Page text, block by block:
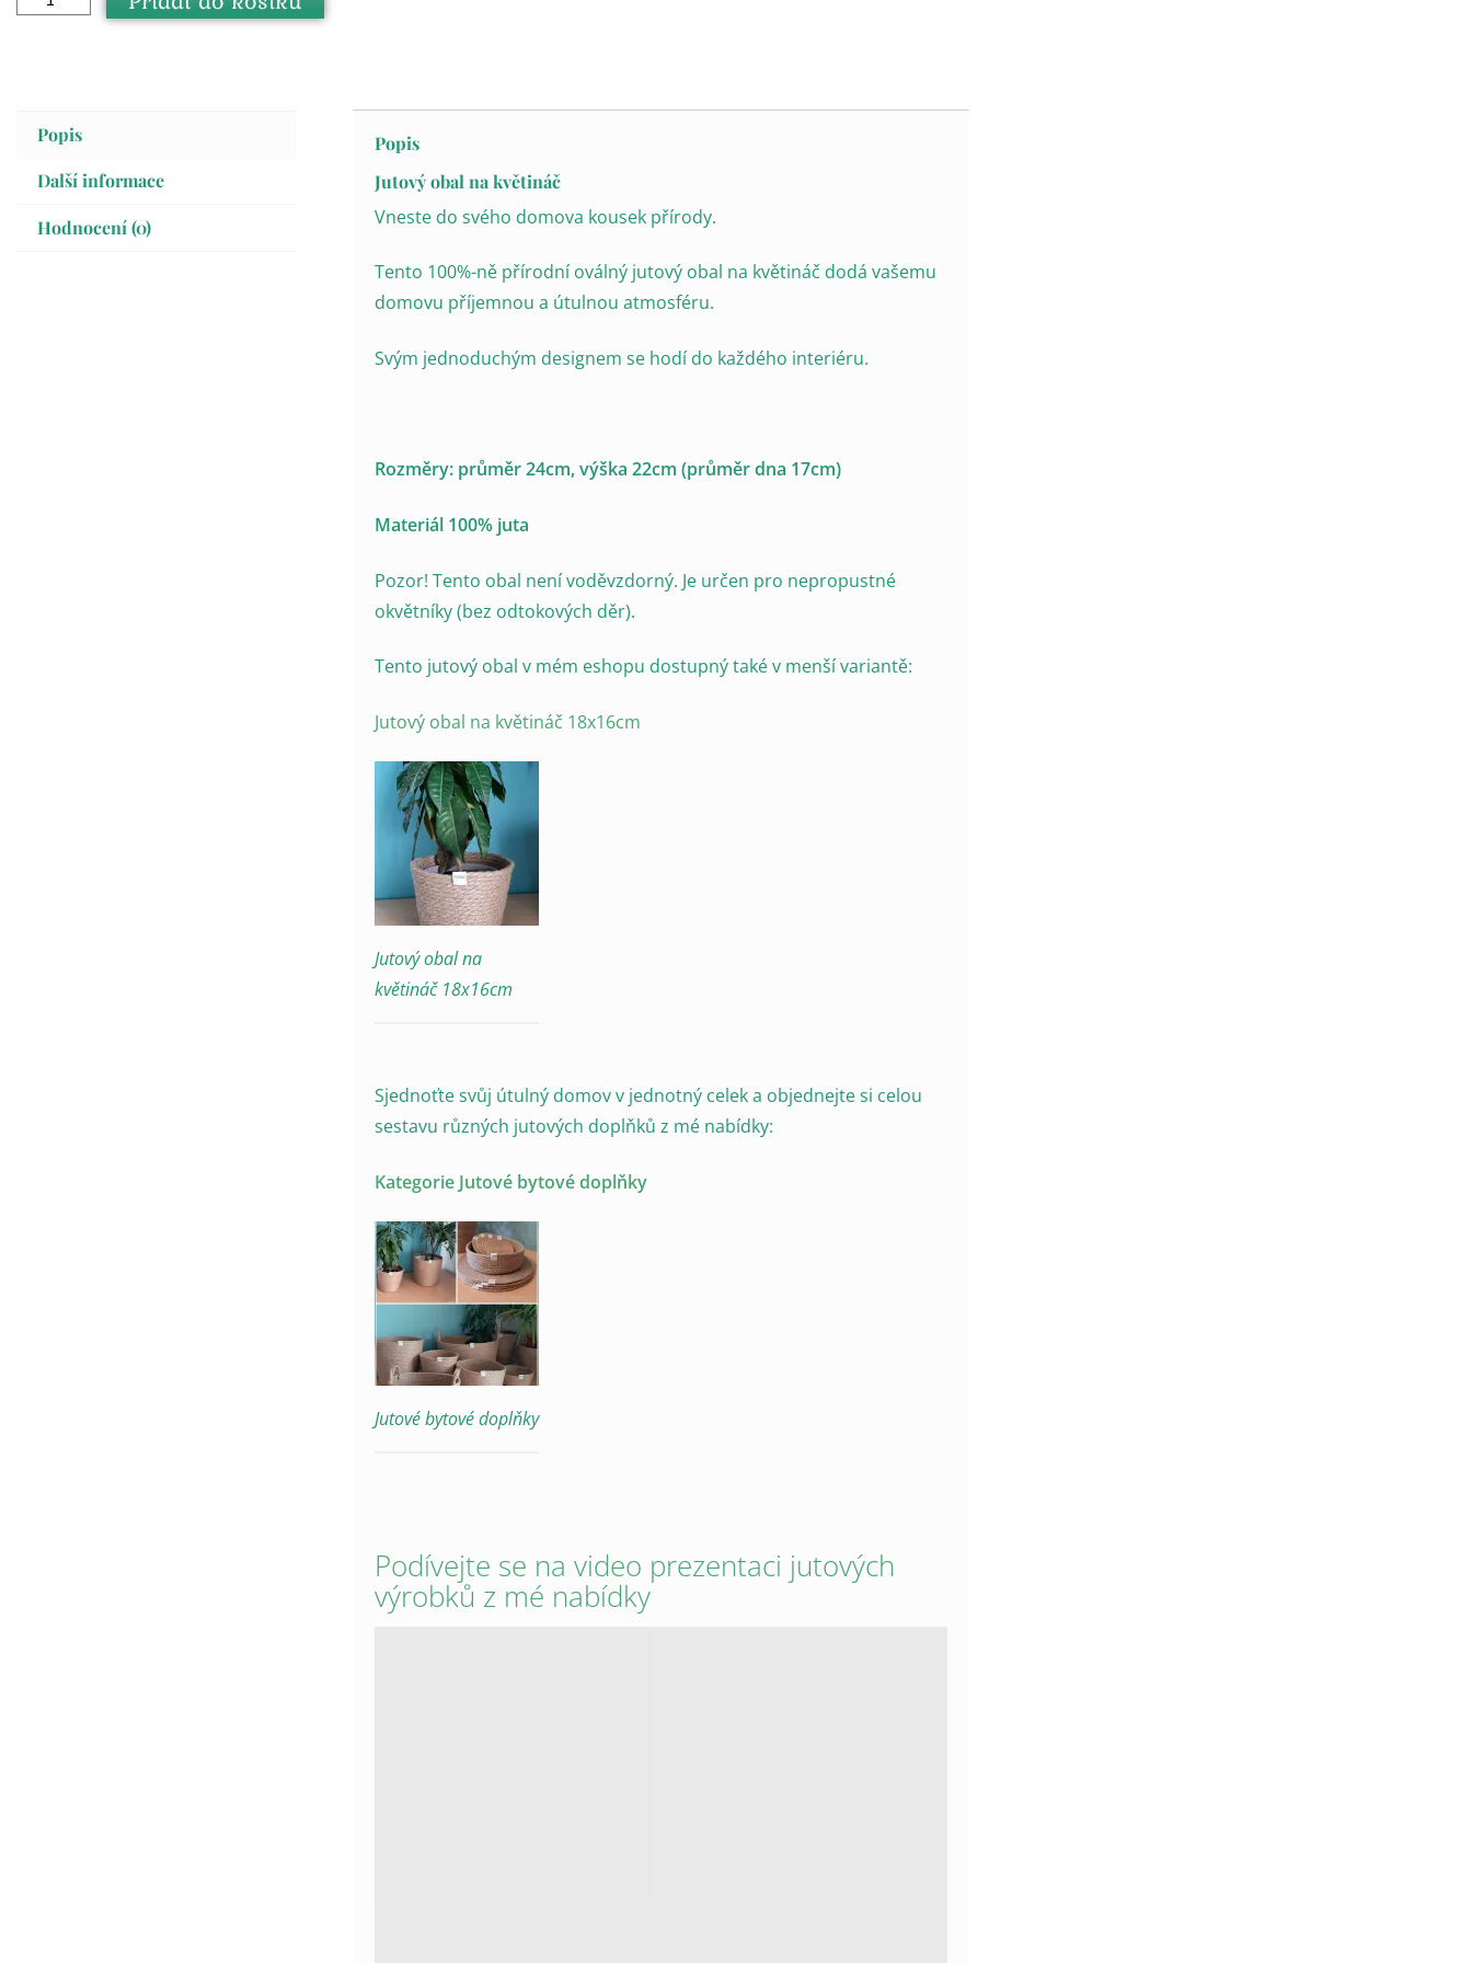
Popis
Další informace
Hodnocení (0)
Popis
Jutový obal na květináč
Vneste do svého domova kousek přírody.
Tento 100%-ně přírodní oválný jutový obal na květináč dodá vašemu
domovu příjemnou a útulnou atmosféru.
Svým jednoduchým designem se hodí do každého interiéru.
Rozměry: průměr 24cm, výška 22cm (průměr dna 17cm)
Materiál 100% juta
Pozor! Tento obal není voděvzdorný. Je určen pro nepropustné
okvětníky (bez odtokových děr).
Tento jutový obal v mém eshopu dostupný také v menší variantě:
Jutový obal na květináč 18x16cm
Jutový obal na
květináč 18x16cm
Sjednoťte svůj útulný domov v jednotný celek a objednejte si celou
sestavu různých jutových doplňků z mé nabídky:
Kategorie Jutové bytové doplňky
Jutové bytové doplňky
Podívejte se na video prezentaci jutových
výrobků z mé nabídky